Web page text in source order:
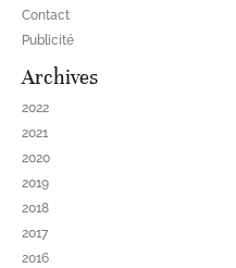
Contact
Publicité
Archives
2022
2021
2020
2019
2018
2017
2016